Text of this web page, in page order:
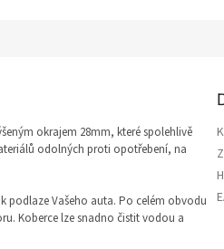
okrajem 28mm, které spolehlivě
odolných proti opotřebení, na
podlaze Vašeho auta. Po celém obvodu
Koberce lze snadno čistit vodou a